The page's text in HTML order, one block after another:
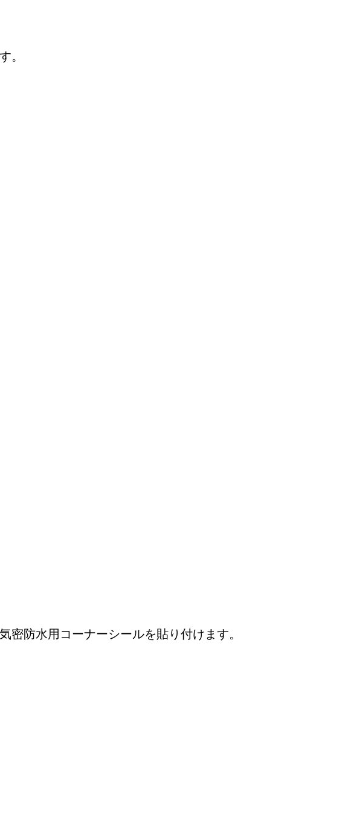
。
防水用コーナーシールを貼り付けます。